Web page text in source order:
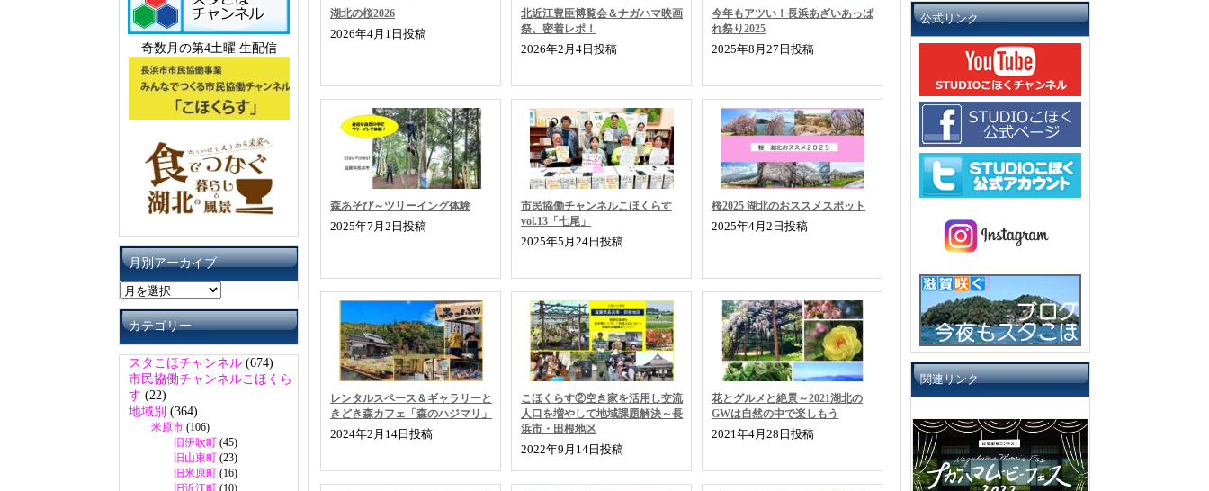
奇数月の第4土曜 生配信
月別アーカイブ
月
別
ア
カ
イ
ブ
カテゴリー
スタこほチャンネル (674)
市民協働チャンネルこほくら
す (22)
地域別 (364)
米原市 (106)
旧伊吹町 (45)
旧山東町 (23)
旧米原町 (16)
旧近江町 (10)
公式リンク
関連リンク
湖北の桜2026
2026年4月1日投稿
北近江豊臣博覧会＆ナガハマ映画
祭、密着レポ！
2026年2月4日投稿
今年もアツい！長浜あざいあっぱ
れ祭り2025
2025年8月27日投稿
森あそび～ツリーイング体験
2025年7月2日投稿
市民協働チャンネルこほくらす
vol.13「七尾」
2025年5月24日投稿
桜2025 湖北のおススメスポット
2025年4月2日投稿
レンタルスペース＆ギャラリーと
きどき森カフェ「森のハジマリ」
2024年2月14日投稿
こほくらす②空き家を活用し交流
人口を増やして地域課題解決～長
浜市・田根地区
2022年9月14日投稿
花とグルメと絶景～2021湖北の
GWは自然の中で楽しもう
2021年4月28日投稿